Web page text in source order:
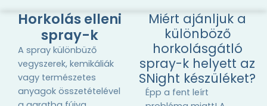
Horkolás elleni
spray-k
A spray különbüző
vegyszerek, kemikáliák
vagy természetes
anyagok összetételével
Miért ajánljuk a
különböző
horkolásgátló
spray-k helyett az
SNight készüléket?
Épp a fent leírt